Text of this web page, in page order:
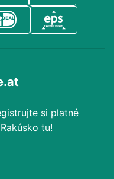
si platné
tu!